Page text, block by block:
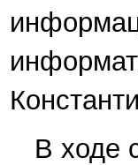
В ходе